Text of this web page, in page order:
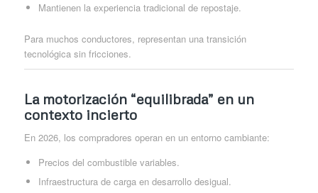
Mantienen la experiencia tradicional de repostaje.
Para muchos conductores, representan una transición
tecnológica sin fricciones.
La motorización “equilibrada” en un
contexto incierto
En 2026, los compradores operan en un entorno cambiante:
Precios del combustible variables.
Infraestructura de carga en desarrollo desigual.